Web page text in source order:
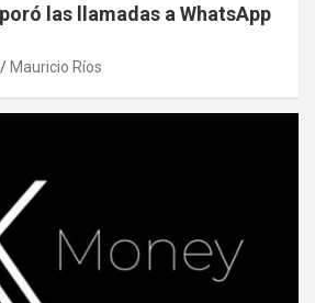
las llamadas a WhatsApp
Mauricio Ríos